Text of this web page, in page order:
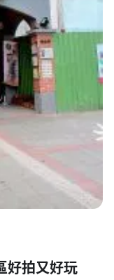
好拍又好玩